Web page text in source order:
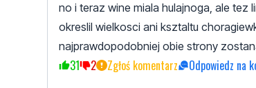
no i teraz wine miala hulajnoga, ale
okreslil wielkosci ani ksztaltu
najprawdopodobniej obie strony
31 2 Zgłoś komentarz Odpowiedz na